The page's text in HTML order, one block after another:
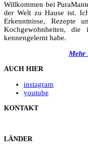
Willkommen bei
der Welt zu Hause ist.
Erkenntnisse, Rezepte
Kochgewohnheiten,
kennengelernt habe.
Mehr
AUCH HIER
instagram
youtube
KONTAKT
LÄNDER